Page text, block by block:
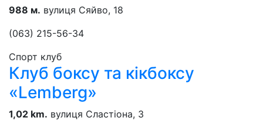
988 м. вулиця Сяйво, 18
(063) 215-56-34
Спорт клуб
Клуб боксу та кікбоксу
«Lemberg»
1,02 km. вулиця Сластіона, 3